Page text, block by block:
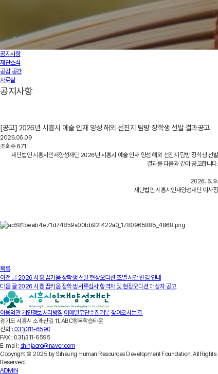
공지사항
재단소식
공감 공간
자료실
공지사항
[공고] 2026년 시흥시 예술 인재 양성 해외 선진지 탐방 장학생 선발 결과공고
2026.06.09
조회수671
재단법인 시흥시인재양성재단 2026년 시흥시 예술 인재 양성 해외 선진지 탐방 장학생 선발
결과를 다음과 같이 공고합니다.
2026. 6. 9.
재단법인 시흥시인재양성재단 이사장
목록
이전 글2026 시흥 꿈키움 장학생 선발 현장오디션 조별 시간 변경 안내
다음 글2026 시흥 꿈키움 장학생 서류심사 합격자 및 현장오디션 대상자 공고
이용약관 개인정보처리방침 이메일무단수집거부 찾아오시는 길
경기도 시흥시 소래산길 11. ABC행복학습타운
전화 :031)311-6590
FAX : 031)311-6595
E-mail :shinjaero@naver.com
Copyright © 2025 by Siheung Human Resources Development Foundation. All Rights
Reserved.
ADMIN